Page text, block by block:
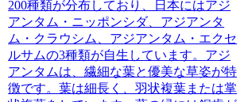
200種類が分布しており、日本にはアジ
アンタム・ニッポンシダ、アジアンタ
ム・クラウシム、アジアンタム・エクセ
ルサムの3種類が自生しています。アジ
アンタムは、繊細な葉と優美な草姿が特
徴です。葉は細長く、羽状複葉または掌